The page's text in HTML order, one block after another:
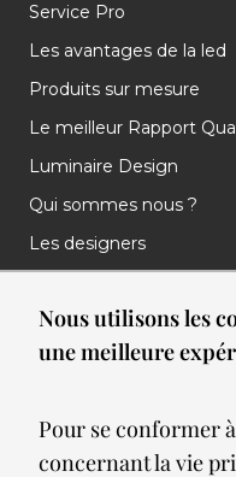
Nous utilisons les
une meilleure
Pour se conformer
concernant la vie
Service Pro
Les avantages de la led
Produits sur mesure
Le meilleur Rapport
Luminaire Design
Qui sommes nous ?
Les designers
Nos réalisations
Nos Clients
Meilleures ventes